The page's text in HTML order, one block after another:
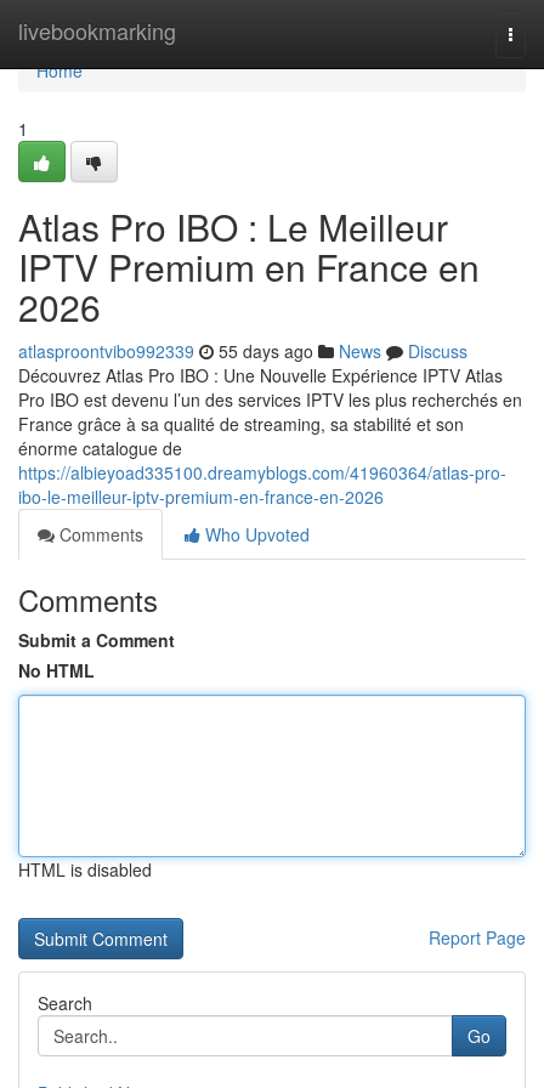
livebookmarking
Home
Home
1
Atlas Pro IBO : Le Meilleur
IPTV Premium en France en
2026
atlasproontvibo992339 55 days ago News
Discuss
Découvrez Atlas Pro IBO : Une Nouvelle Expérience IPTV Atlas
Pro IBO est devenu l’un des services IPTV les plus recherchés en
France grâce à sa qualité de streaming, sa stabilité et son
énorme catalogue de
https://albieyoad335100.dreamyblogs.com/41960364/atlas-pro-
ibo-le-meilleur-iptv-premium-en-france-en-2026
Comments
Who Upvoted
Comments
Submit a Comment
No HTML
HTML is disabled
Report Page
Search
Go